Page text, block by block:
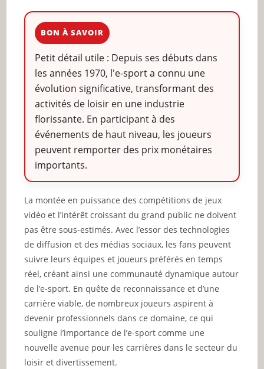
BON À SAVOIR
Petit détail utile : Depuis ses débuts dans
les années 1970, l'e-sport a connu une
évolution significative, transformant des
activités de loisir en une industrie
florissante. En participant à des
événements de haut niveau, les joueurs
peuvent remporter des prix monétaires
importants.
La montée en puissance des compétitions de jeux
vidéo et l’intérêt croissant du grand public ne doivent
pas être sous-estimés. Avec l’essor des technologies
de diffusion et des médias sociaux, les fans peuvent
suivre leurs équipes et joueurs préférés en temps
réel, créant ainsi une communauté dynamique autour
de l’e-sport. En quête de reconnaissance et d’une
carrière viable, de nombreux joueurs aspirent à
devenir professionnels dans ce domaine, ce qui
souligne l’importance de l’e-sport comme une
nouvelle avenue pour les carrières dans le secteur du
loisir et divertissement.